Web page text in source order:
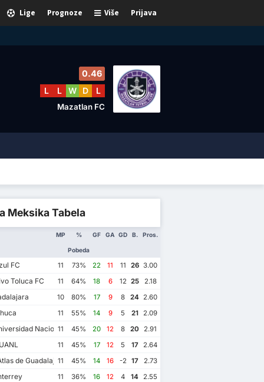
Prijava
Više
Prognoze
Lige
0.46
L
L W D L
Mazatlan FC
Meksika Tabela
MP %
Pobeda
GF GA GD B. Pros.
FC 11 73% 22 11 11 26 3.00
Toluca FC 11 64% 18 6 12 25
2.18
10 80% 17 9 8 24 2.60
11 55% 14 9 5 21
2.09
Nacional
11 45% 20 12 8 20 2.91
11 45% 17 12 5 17
2.64
de Guadalajara
11 45% 14 16 -2 17
2.73
11 36% 16 12 4 14 2.55